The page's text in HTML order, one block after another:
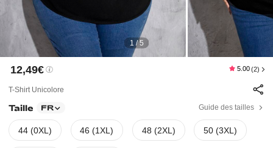
1 / 5
12,49€ 5.00 (2)
T-Shirt Unicolore
Taille FR Guide des tailles
44 (0XL) 46 (1XL) 48 (2XL) 50 (3XL)